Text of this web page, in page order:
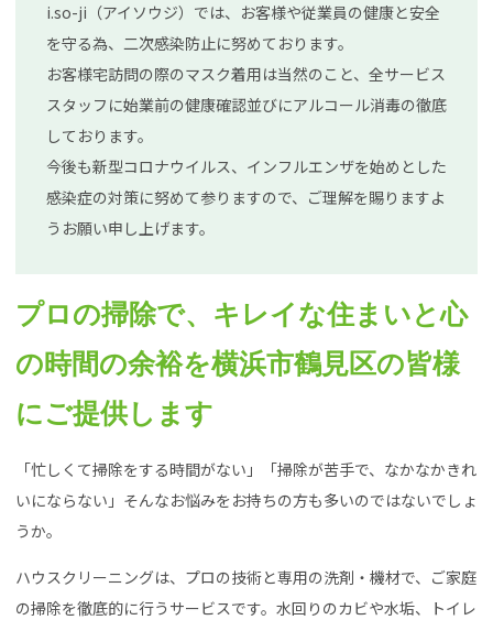
i.so-ji（アイソウジ）では、お客様や従業員の健康と安全
を守る為、二次感染防止に努めております。
お客様宅訪問の際のマスク着用は当然のこと、全サービス
スタッフに始業前の健康確認並びにアルコール消毒の徹底
しております。
今後も新型コロナウイルス、インフルエンザを始めとした
感染症の対策に努めて参りますので、ご理解を賜りますよ
うお願い申し上げます。
プロの掃除で、キレイな住まいと心
の時間の余裕を横浜市鶴見区の皆様
にご提供します
「忙しくて掃除をする時間がない」「掃除が苦手で、なかなかきれ
いにならない」そんなお悩みをお持ちの方も多いのではないでしょ
うか。
ハウスクリーニングは、プロの技術と専用の洗剤・機材で、ご家庭
の掃除を徹底的に行うサービスです。水回りのカビや水垢、トイレ